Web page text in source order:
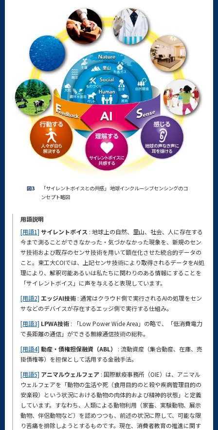
図3
「サイレントボイスとの共感」 地球インクルーシブセンシングのコ
ンセプト略図
用語説明
[用語1] サイレントボイス : 地球上の自然、里山、社会、人に存在する
今まで測ることができなかった・気づかなかった現象を、新規のセン
サ技術および既存のセンサ技術を用いて顕在化させた統合的データの
こと。東工大COIでは、上記センサ技術により取得されるデータをAI処
理により、解釈可能あるいは私たちに関わりのある情報にすることを
「サイレントボイス」に声を与えると表現しています。
[用語2] エッジAI技術 : 通常はクラウド側で実行されるAIの処理をセン
サなどのデバイスが存在するエッジ側で実行する仕組み。
[用語3] LPWA技術 : 「Low Power Wide Area」の略で、「低消費電力
で長距離の通信」ができる無線通信技術の総称。
[用語4] 動産・債権担保融資（ABL）
: 流動資産（集合動産、在庫、売
掛債権等）を担保として活用する金融手法。
[用語5] アニマルウェルフェア : 国際獣疫事務所（OIE）は、アニマル
ウェルフェアを「動物の生活や死（食用目的のと殺や疾病管理目的の
安楽殺）という状況における動物の肉体的および精神的状態」と定義
しています。すなわち、人類による動物利用（家畜、実験動物、展示
動物、伴侶動物など）を認めつつも、前述の状況に際して、可能な限
り苦痛を排除しようとするものです。現在、消費者教育の推進に関す